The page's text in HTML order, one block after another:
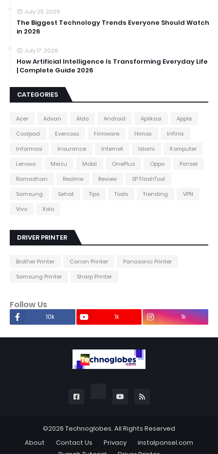
July 25, 2026
The Biggest Technology Trends Everyone Should Watch
in 2026
July 17, 2026
How Artificial Intelligence Is Transforming Everyday Life
| Complete Guide 2026
CATEGORIES
Acer Advan Aldo Android Aplikasi
Apple
Coolpad
Evercoss Firmware Himax
Infinix
Informasi
Insurance Internet Islami
Komputer
Lenovo
Meizu Mobil OnePlus Oppo
Ponsel
Ramadhan
Realme Review
SP FlashTool
Samsung
Sehat Tips Tools Trending
VPN
Vivo
Xolo
DRIVER PRINTER
Brother Printer Canon Printer
Panasonic Printer
Samsung Printer
Sharp Printer
Follow Us
10k 1k 1k
©2026 Technoglobes. All Rights Reserved
About
Contact Us Privacy
instalponsel.com